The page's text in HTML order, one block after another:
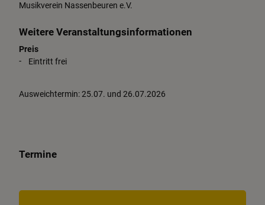
Ausweichtermin: 25.07. und 26.07.2026
Termine
Musikverein Nassenbeuren e.V.
Weitere Veranstaltungsinformationen
Preis
Eintritt frei